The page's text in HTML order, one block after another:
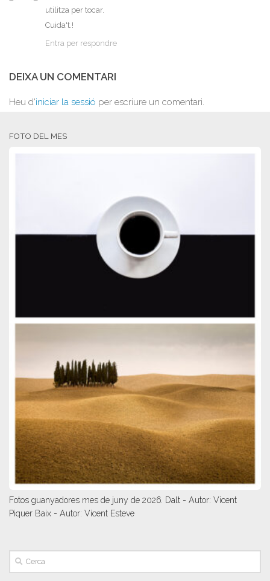
utilitza per tocar.
Cuida't.!
Entra per respondre
DEIXA UN COMENTARI
Heu d'iniciar la sessió per escriure un comentari.
FOTO DEL MES
Fotos guanyadores mes de juny de 2026. Dalt - Autor: Vicent
Piquer Baix - Autor: Vicent Esteve